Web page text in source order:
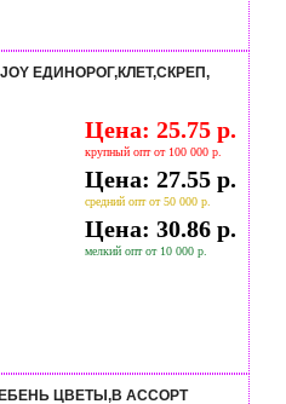
ЕДИНОРОГ,КЛЕТ,СКРЕП,
Цена: 25.75 р.
крупный опт от 100 000 р.
Цена: 27.55 р.
средний опт от 50 000 р.
Цена: 30.86 р.
мелкий опт от 10 000 р.
ЦВЕТЫ,В АССОРТ